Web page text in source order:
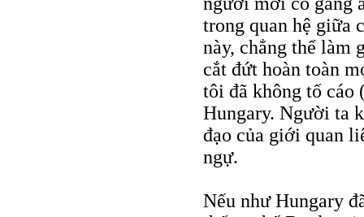
trong quan hệ giữa
này, chẳng thể làm
cắt đứt hoàn toàn
tôi đã không tố cáo
Hungary. Người ta
đạo của giới quan
ngự.
Nếu như Hungary